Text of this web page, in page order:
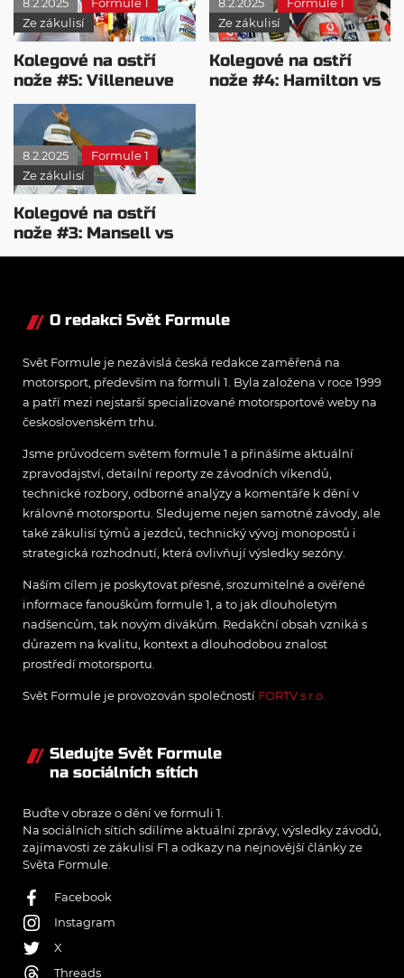
Ze zákulisí
Kolegové na ostří
nože #5: Villeneuve
vs Pironi
Ze zákulisí
Kolegové na ostří
nože #4: Hamilton vs
8.2.2025
Formule 1
Ze zákulisí
Kolegové na ostří
nože #3: Mansell vs
Piquet
O redakci Svět Formule
Svět Formule je nezávislá česká redakce zaměřená na
motorsport, především na formuli 1. Byla založena v roce 1999
a patří mezi nejstarší specializované motorsportové weby na
československém trhu.
Jsme průvodcem světem formule 1 a přinášíme aktuální
zpravodajství, detailní reporty ze závodních víkendů,
technické rozbory, odborné analýzy a komentáře k dění v
královně motorsportu. Sledujeme nejen samotné závody, ale
také zákulisí týmů a jezdců, technický vývoj monopostů i
strategická rozhodnutí, která ovlivňují výsledky sezóny.
Naším cílem je poskytovat přesné, srozumitelné a ověřené
informace fanouškům formule 1, a to jak dlouholetým
nadšencům, tak novým divákům. Redakční obsah vzniká s
důrazem na kvalitu, kontext a dlouhodobou znalost
prostředí motorsportu.
Svět Formule je provozován společností FORTV s.r.o.
Sledujte Svět Formule
na sociálních sítích
Buďte v obraze o dění ve formuli 1.
Na sociálních sítích sdílíme aktuální zprávy, výsledky závodů,
zajímavosti ze zákulisí F1 a odkazy na nejnovější články ze
Světa Formule.
Facebook
Instagram
X
Threads